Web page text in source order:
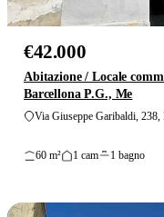
€42.000
Abitazione / Locale
Barcellona P.G., Me
Via Giuseppe Garibaldi,
60 m² 1 cam 1 bagno